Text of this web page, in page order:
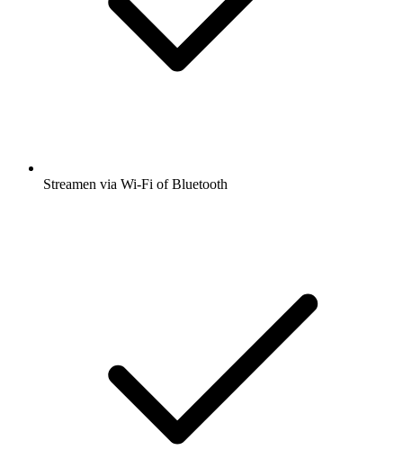
Streamen via Wi-Fi of Bluetooth